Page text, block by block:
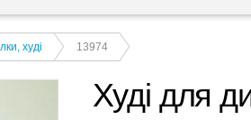
худі 13974
Худі для